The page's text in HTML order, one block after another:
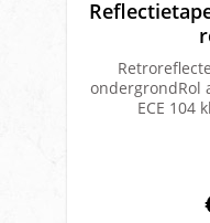
ondergrondRol
ECE 104